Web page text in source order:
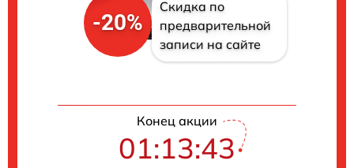
-20%
Скидка по
предварительной
записи на сайте
Конец акции
01:13:42